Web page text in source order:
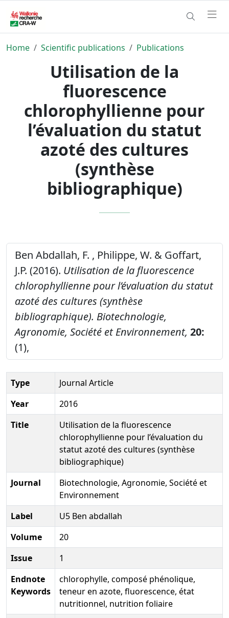
Home Scientific publications Publications
Utilisation de la
fluorescence
chlorophyllienne pour
l’évaluation du statut
azoté des cultures
(synthèse
bibliographique)
Ben Abdallah, F. , Philippe, W. & Goffart,
J.P. (2016). Utilisation de la fluorescence
chlorophyllienne pour l’évaluation du statut
azoté des cultures (synthèse
bibliographique). Biotechnologie,
Agronomie, Société et Environnement, 20:
(1),
Type
Journal Article
Year
2016
Title
Utilisation de la fluorescence
chlorophyllienne pour l’évaluation du
statut azoté des cultures (synthèse
bibliographique)
Journal
Biotechnologie, Agronomie, Société et
Environnement
Label
U5 Ben abdallah
Volume
20
Issue
1
Endnote
Keywords
chlorophylle, composé phénolique,
teneur en azote, fluorescence, état
nutritionnel, nutrition foliaire